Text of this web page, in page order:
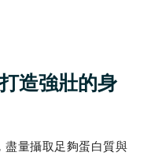
造強壯的身
量攝取足夠蛋白質與